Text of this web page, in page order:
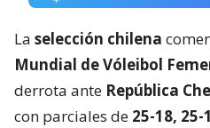
La selección chilena
Mundial de Vóleibol
derrota ante República
con parciales de 25-18, 25-